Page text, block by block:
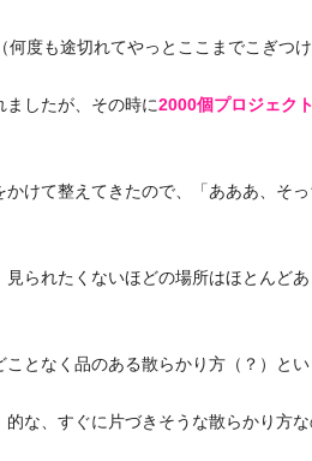
何度も途切れてやっとここまでこぎつけ
したが、その時に2000個プロジェク
けて整えてきたので、「あああ、そ
られたくないほどの場所はほとんど
となく品のある散らかり方（？）とい
な、すぐに片づきそうな散らかり方